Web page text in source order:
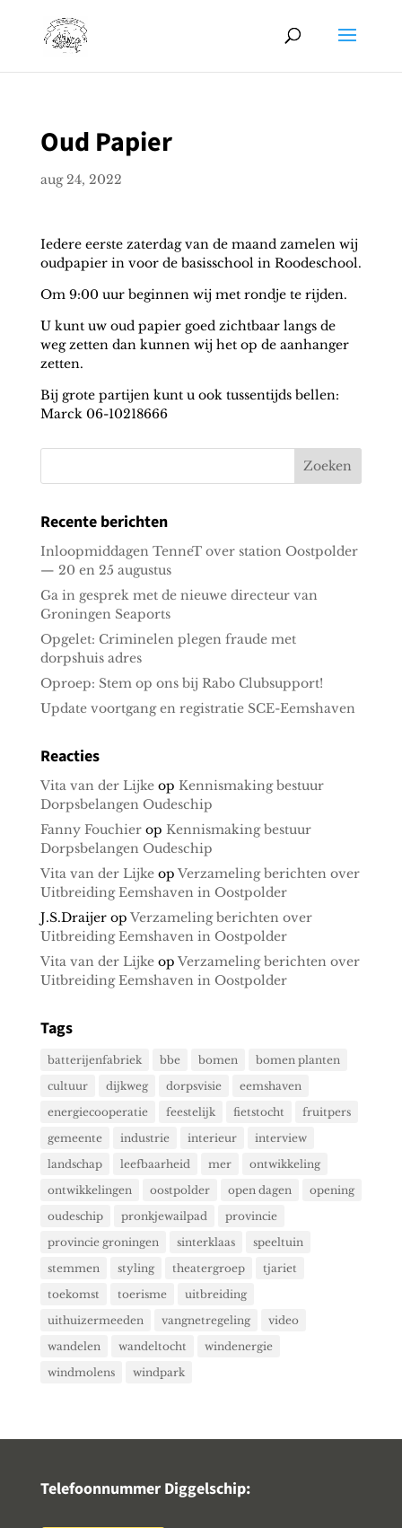
Oud Papier
aug 24, 2022
Iedere eerste zaterdag van de maand zamelen wij
oudpapier in voor de basisschool in Roodeschool.
Om 9:00 uur beginnen wij met rondje te rijden.
U kunt uw oud papier goed zichtbaar langs de
weg zetten dan kunnen wij het op de aanhanger
zetten.
Bij grote partijen kunt u ook tussentijds bellen:
Marck 06-10218666
Recente berichten
Inloopmiddagen TenneT over station Oostpolder
— 20 en 25 augustus
Ga in gesprek met de nieuwe directeur van
Groningen Seaports
Opgelet: Criminelen plegen fraude met
dorpshuis adres
Oproep: Stem op ons bij Rabo Clubsupport!
Update voortgang en registratie SCE-Eemshaven
Reacties
Vita van der Lijkeop Kennismaking bestuur
Dorpsbelangen Oudeschip
Fanny Fouchierop Kennismaking bestuur
Dorpsbelangen Oudeschip
Vita van der Lijkeop Verzameling berichten over
Uitbreiding Eemshaven in Oostpolder
J.S.Draijerop Verzameling berichten over
Uitbreiding Eemshaven in Oostpolder
Vita van der Lijkeop Verzameling berichten over
Uitbreiding Eemshaven in Oostpolder
Tags
batterijenfabriek bbe bomen
bomen planten
cultuur
dijkweg dorpsvisie
eemshaven
energiecooperatie
feestelijk fietstocht
fruitpers
gemeente
industrie interieur
interview
landschap
leefbaarheid mer
ontwikkeling
ontwikkelingen
oostpolder open dagen
opening
oudeschip
pronkjewailpad
provincie
provincie groningen
sinterklaas
speeltuin
stemmen
styling theatergroep
tjariet
toekomst
toerisme
uitbreiding
uithuizermeeden
vangnetregeling
video
wandelen
wandeltocht
windenergie
windmolens
windpark
Telefoonnummer Diggelschip: